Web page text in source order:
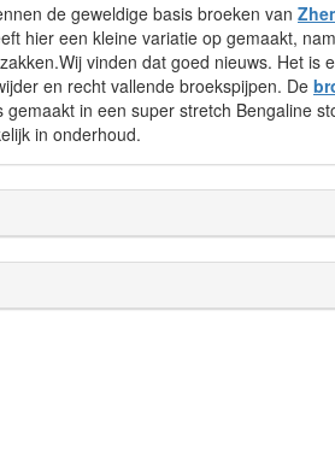
de geweldige basis broeken van
hier een kleine variatie op gemaakt,
vinden dat goed nieuws. Het is
en recht vallende broekspijpen. De
gemaakt in een super stretch Bengaline
in onderhoud.